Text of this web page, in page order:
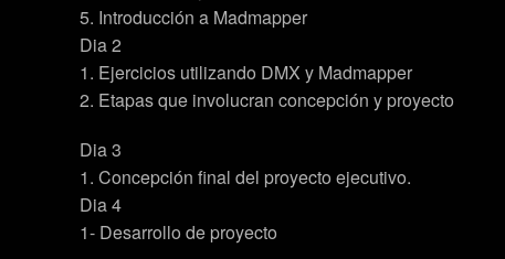
5. Introducción a Madmapper
Dia 2
1. Ejercicios utilizando DMX y Madmapper
2. Etapas que involucran concepción y proyecto
Dia 3
1. Concepción final del proyecto ejecutivo.
Dia 4
1- Desarrollo de proyecto